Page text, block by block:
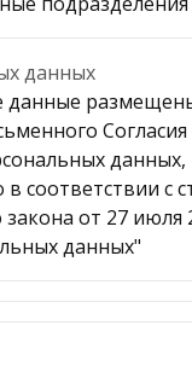
данных
данные
данных,
соответствии с
от 27 июля
данных"